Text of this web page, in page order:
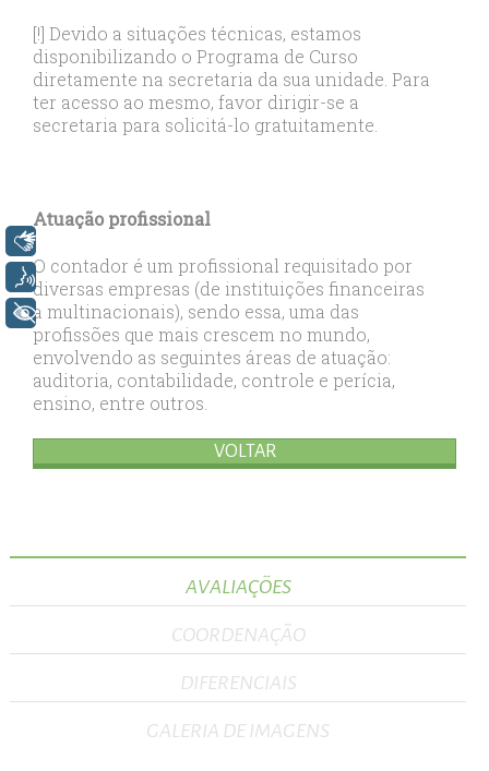
[!] Devido a situações técnicas, estamos
disponibilizando o Programa de Curso
diretamente na secretaria da sua unidade. Para
ter acesso ao mesmo, favor dirigir-se a
secretaria para solicitá-lo gratuitamente.
Atuação profissional
O contador é um profissional requisitado por
diversas empresas (de instituições financeiras
a multinacionais), sendo essa, uma das
profissões que mais crescem no mundo,
envolvendo as seguintes áreas de atuação:
auditoria, contabilidade, controle e perícia,
ensino, entre outros.
VOLTAR
AVALIAÇÕES
COORDENAÇÃO
DIFERENCIAIS
GALERIA DE IMAGENS
Voz
+ Acessibilidade